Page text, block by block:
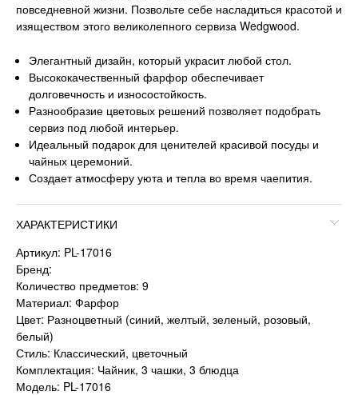
повседневной жизни. Позвольте себе насладиться красотой и
изяществом этого великолепного сервиза Wedgwood.
Элегантный дизайн, который украсит любой стол.
Высококачественный фарфор обеспечивает
долговечность и износостойкость.
Разнообразие цветовых решений позволяет подобрать
сервиз под любой интерьер.
Идеальный подарок для ценителей красивой посуды и
чайных церемоний.
Создает атмосферу уюта и тепла во время чаепития.
ХАРАКТЕРИСТИКИ
Артикул: PL-17016
Бренд:
Количество предметов: 9
Материал: Фарфор
Цвет: Разноцветный (синий, желтый, зеленый, розовый,
белый)
Стиль: Классический, цветочный
Комплектация: Чайник, 3 чашки, 3 блюдца
Модель: PL-17016